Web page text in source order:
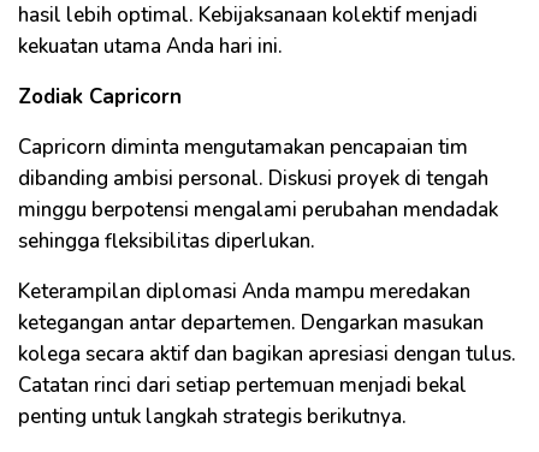
hasil lebih optimal. Kebijaksanaan kolektif menjadi
kekuatan utama Anda hari ini.
Zodiak Capricorn
Capricorn diminta mengutamakan pencapaian tim
dibanding ambisi personal. Diskusi proyek di tengah
minggu berpotensi mengalami perubahan mendadak
sehingga fleksibilitas diperlukan.
Keterampilan diplomasi Anda mampu meredakan
ketegangan antar departemen. Dengarkan masukan
kolega secara aktif dan bagikan apresiasi dengan tulus.
Catatan rinci dari setiap pertemuan menjadi bekal
penting untuk langkah strategis berikutnya.